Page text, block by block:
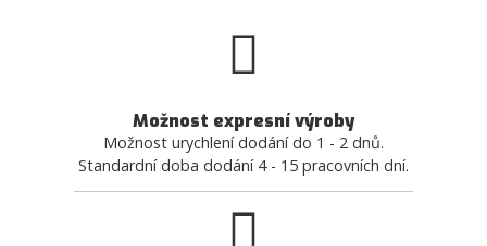
Možnost expresní výroby
Možnost urychlení dodání do 1 - 2 dnů.
Standardní doba dodání 4 - 15 pracovních dní.